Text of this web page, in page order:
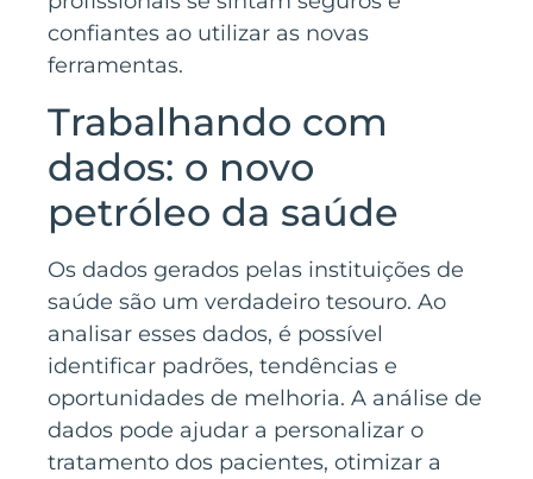
confiantes ao utilizar as novas
ferramentas.
Trabalhando com
dados: o novo
petróleo da saúde
Os dados gerados pelas instituições de
saúde são um verdadeiro tesouro. Ao
analisar esses dados, é possível
identificar padrões, tendências e
oportunidades de melhoria. A análise de
dados pode ajudar a personalizar o
tratamento dos pacientes, otimizar a